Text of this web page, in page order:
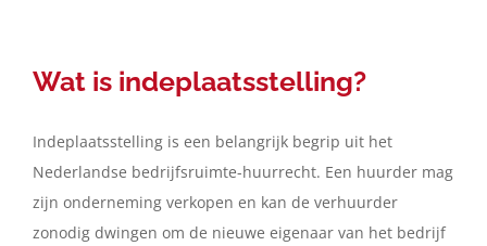
Wat is indeplaatsstelling?
Indeplaatsstelling is een belangrijk begrip uit het
Nederlandse bedrijfsruimte-huurrecht. Een huurder mag
zijn onderneming verkopen en kan de verhuurder
zonodig dwingen om de nieuwe eigenaar van het bedrijf